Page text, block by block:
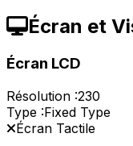
Écran et
Écran LCD
Résolution :230
Type :Fixed Type
Écran Tactile